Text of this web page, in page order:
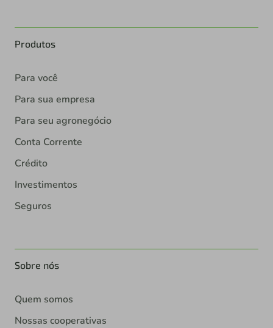
Produtos
Para você
Para sua empresa
Para seu agronegócio
Conta Corrente
Crédito
Investimentos
Seguros
Sobre nós
Quem somos
Nossas cooperativas